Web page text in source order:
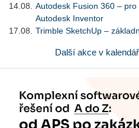
14.08.
Autodesk Fusion 360 – pro
Autodesk Inventor
17.08.
Trimble SketchUp –
Další akce v